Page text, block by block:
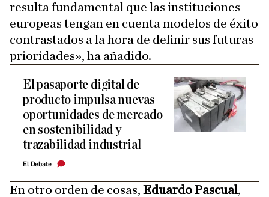
resulta fundamental que las instituciones
europeas tengan en cuenta modelos de éxito
contrastados a la hora de definir sus futuras
prioridades», ha añadido.
El pasaporte digital de
producto impulsa nuevas
oportunidades de mercado
en sostenibilidad y
trazabilidad industrial
El Debate
En otro orden de cosas, Eduardo Pascual,